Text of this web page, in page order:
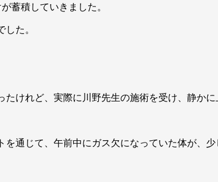
蓄積していきました。
た。
けれど、実際に川野先生の施術を受け、静か
通じて、午前中にガス欠になっていた体が、